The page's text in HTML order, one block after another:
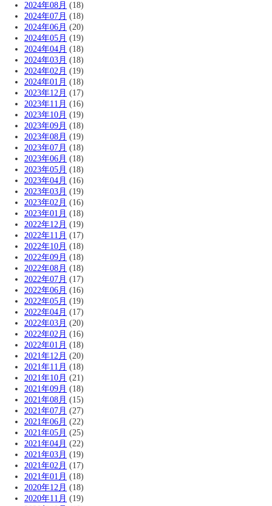
2024年08月 (18)
2024年07月 (18)
2024年06月 (20)
2024年05月 (19)
2024年04月 (18)
2024年03月 (18)
2024年02月 (19)
2024年01月 (18)
2023年12月 (17)
2023年11月 (16)
2023年10月 (19)
2023年09月 (18)
2023年08月 (19)
2023年07月 (18)
2023年06月 (18)
2023年05月 (18)
2023年04月 (16)
2023年03月 (19)
2023年02月 (16)
2023年01月 (18)
2022年12月 (19)
2022年11月 (17)
2022年10月 (18)
2022年09月 (18)
2022年08月 (18)
2022年07月 (17)
2022年06月 (16)
2022年05月 (19)
2022年04月 (17)
2022年03月 (20)
2022年02月 (16)
2022年01月 (18)
2021年12月 (20)
2021年11月 (18)
2021年10月 (21)
2021年09月 (18)
2021年08月 (15)
2021年07月 (27)
2021年06月 (22)
2021年05月 (25)
2021年04月 (22)
2021年03月 (19)
2021年02月 (17)
2021年01月 (18)
2020年12月 (18)
2020年11月 (19)